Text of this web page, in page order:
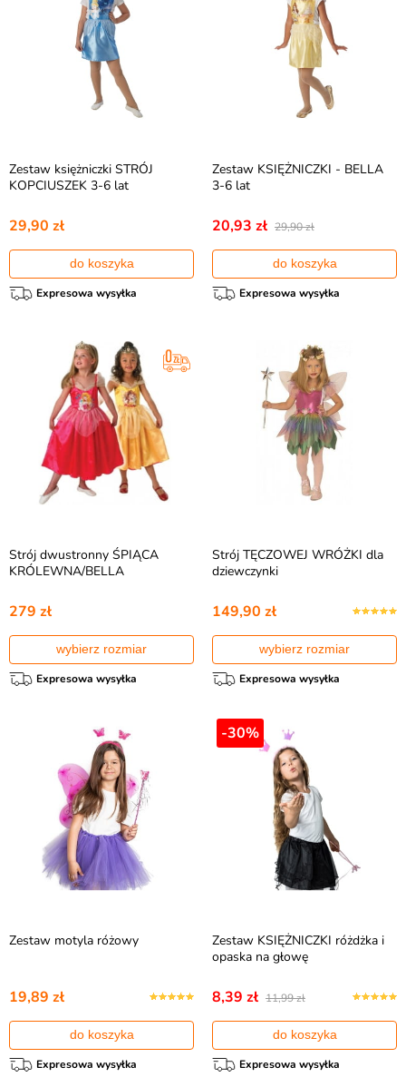
Zestaw księżniczki STRÓJ
KOPCIUSZEK 3-6 lat
29,90 zł
do koszyka
Expresowa wysyłka
Zestaw KSIĘŻNICZKI - BELLA
3-6 lat
20,93 zł 29,90 zł
do koszyka
Expresowa wysyłka
Strój dwustronny ŚPIĄCA
KRÓLEWNA/BELLA
279 zł
wybierz rozmiar
Expresowa wysyłka
Strój TĘCZOWEJ WRÓŻKI dla
dziewczynki
149,90 zł
wybierz rozmiar
Expresowa wysyłka
Zestaw motyla różowy
19,89 zł
do koszyka
Expresowa wysyłka
-30%
Zestaw KSIĘŻNICZKI różdżka i
opaska na głowę
8,39 zł 11,99 zł
do koszyka
Expresowa wysyłka